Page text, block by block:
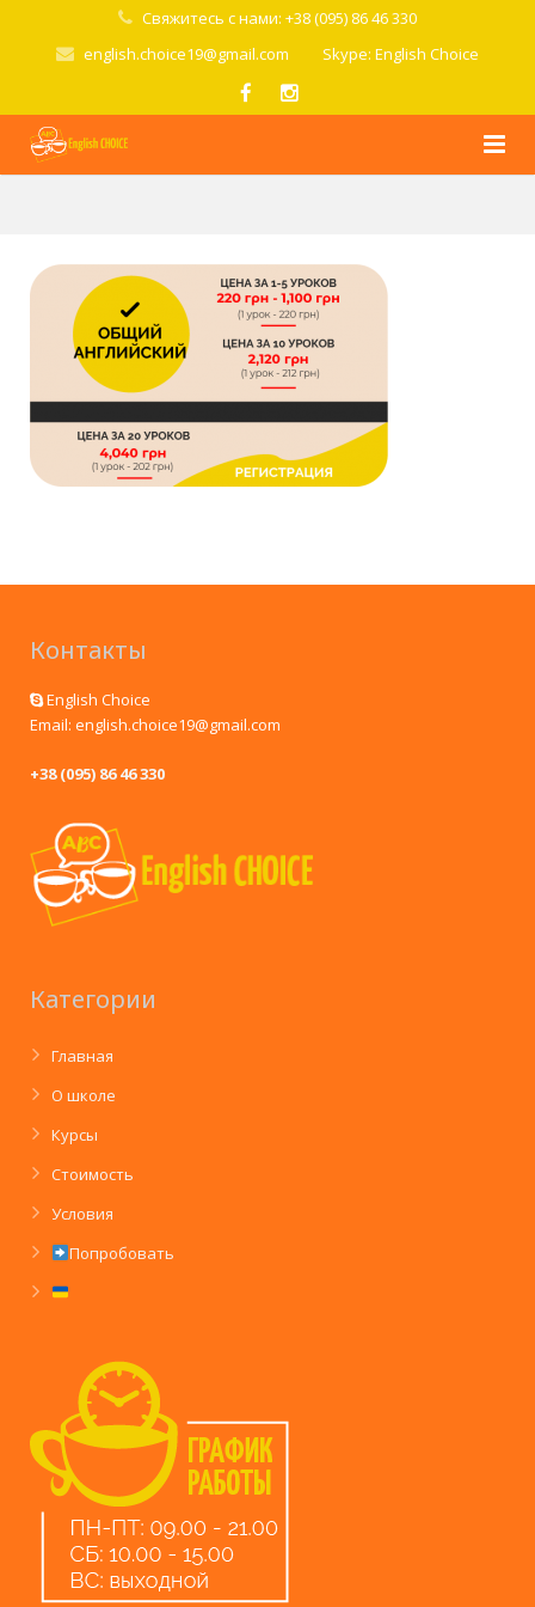
Свяжитесь с нами: +38 (095) 86 46 330
english.choice19@gmail.com
Skype: English Choice
Курсы
Стоимость
Условия
Попробовать
Контакты
English Choice
Email: english.choice19@gmail.com
+38 (095) 86 46 330
Категории
Главная
О школе
Курсы
Стоимость
Условия
Попробовать